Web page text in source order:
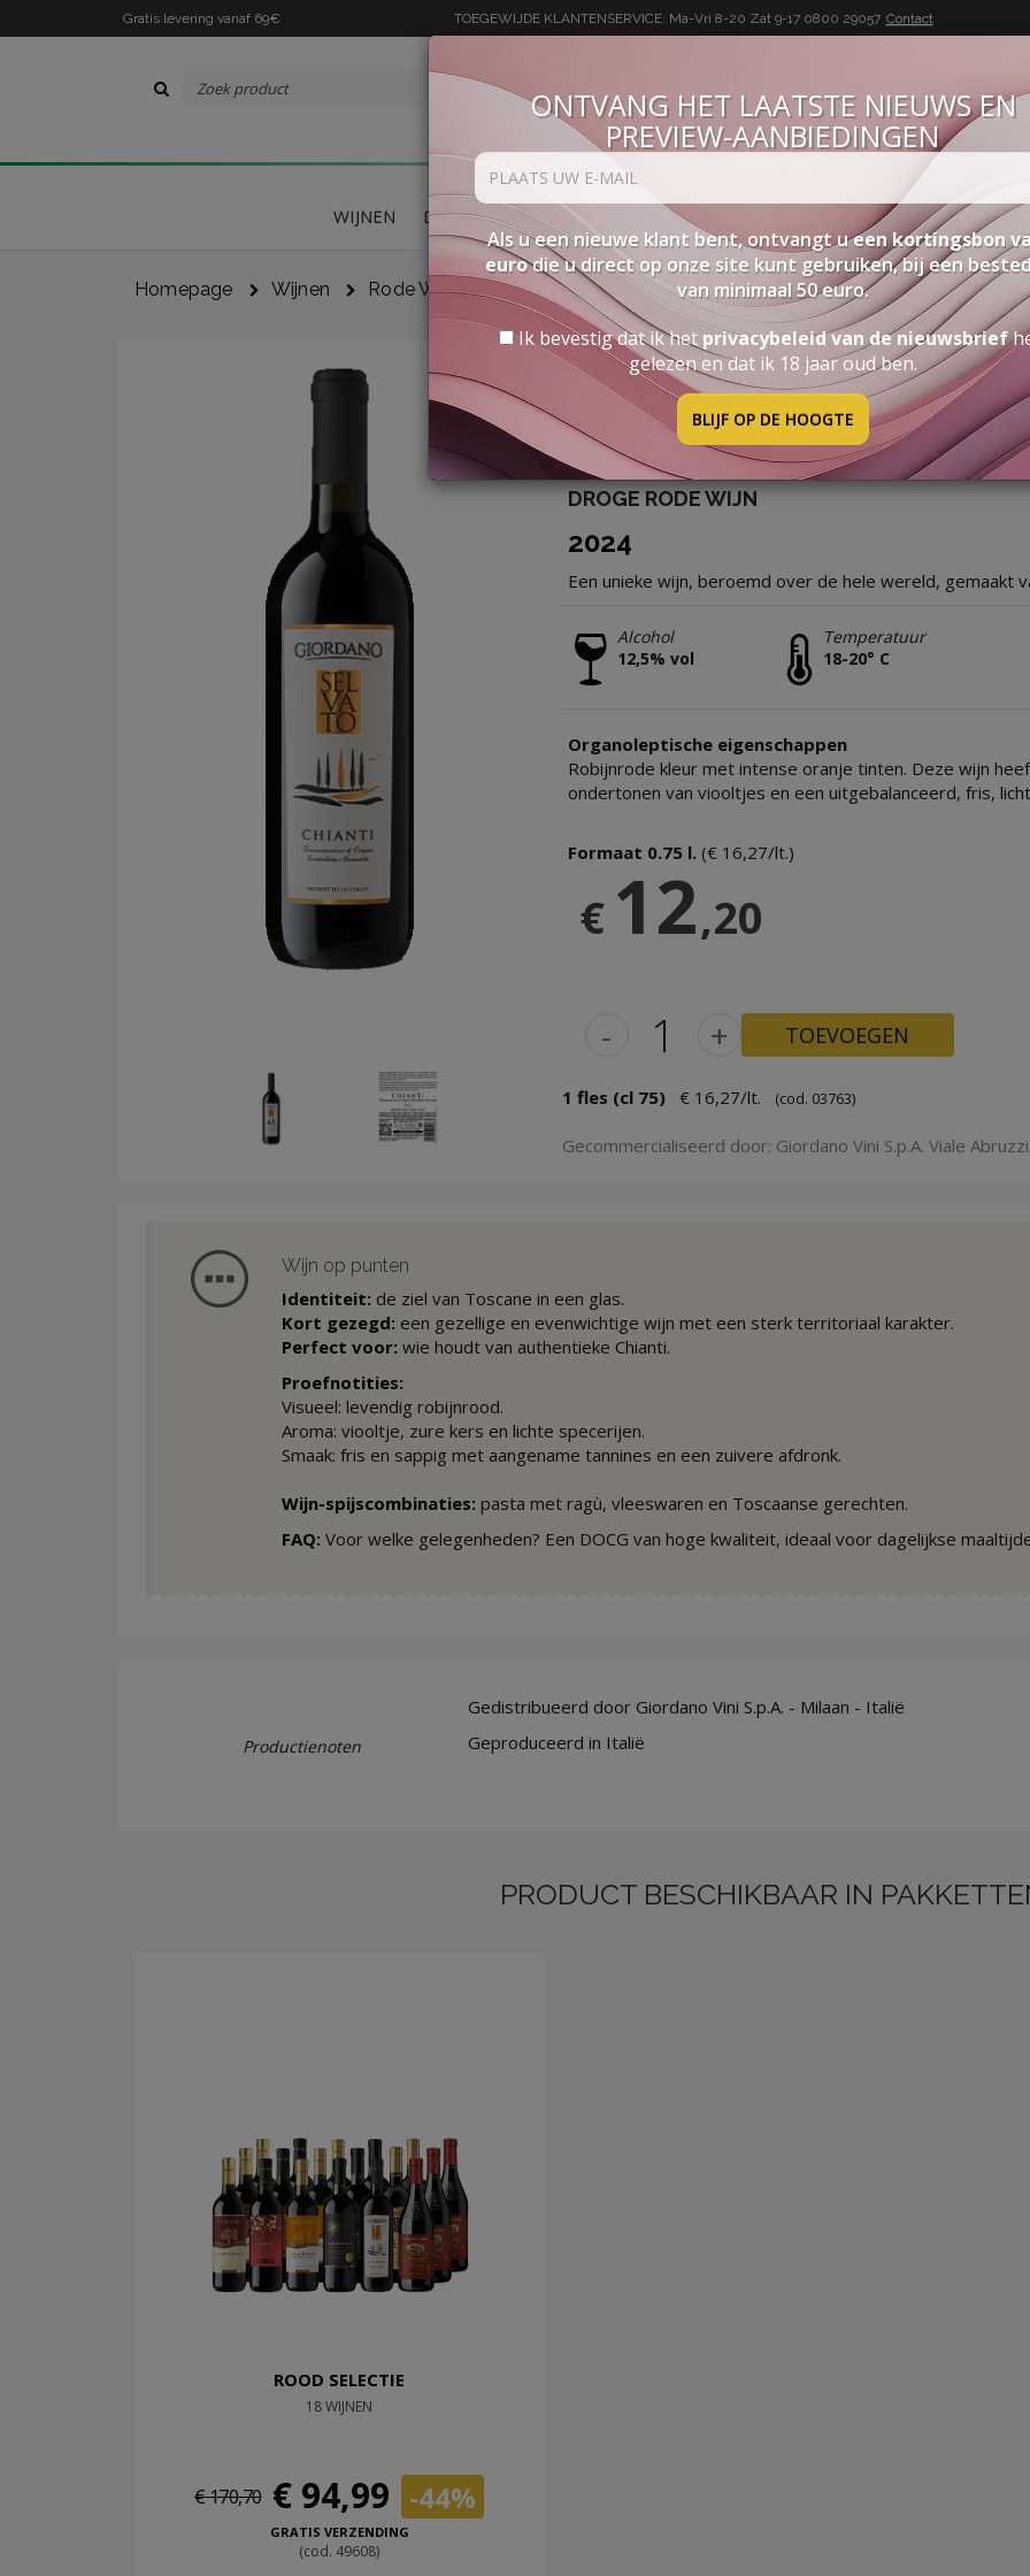
Gratis levering vanaf 69€ TOEGEWIJDE KLANTENSERVICE: Ma-Vri 8-20 Zat 9-170800 29057 Contact
WIJNEN DELICATESSEN PAKKETTEN ACCESSOIRES
Homepage Wijnen Rode Wijnen "selvato" Chianti Docg
"SELVATO" CHIANTI DOCG
DROGE RODE WIJN
2024
Een unieke wijn, beroemd over de hele wereld, gemaakt
Alcohol
12,5% vol
Temperatuur
18-20° C
Organoleptische eigenschappen
Robijnrode kleur met intense oranje tinten. Deze wijn
ondertonen van viooltjes en een uitgebalanceerd, fris,
Formaat 0.75 l. (€ 16,27/lt.)
€ 12,20
- + TOEVOEGEN
1 fles (cl 75) € 16,27/lt. (cod. 03763)
Gecommercialiseerd door: Giordano Vini S.p.A. Viale
Wijn op punten
Identiteit:de ziel van Toscane in een glas.
Kort gezegd: een gezellige en evenwichtige wijn met een sterk territoriaal karakter.
Perfect voor:wie houdt van authentieke Chianti.
Proefnotities:
Visueel: levendig robijnrood.
Aroma: viooltje, zure kers en lichte specerijen.
Smaak: fris en sappig met aangename tannines en een zuivere afdronk.
Wijn-spijscombinaties: pasta met ragù, vleeswaren en Toscaanse gerechten.
FAQ: Voor welke gelegenheden? Een DOCG van hoge kwaliteit, ideaal voor dagelijkse
Productienoten
Gedistribueerd door Giordano Vini S.p.A. - Milaan - Italië
Geproduceerd in Italië
PRODUCT BESCHIKBAAR IN
ROOD SELECTIE
18 WIJNEN
€ 170,70 € 94,99 -44%
GRATIS VERZENDING
(cod. 49608)
ONTVANG HET LAATSTE NIEUWS EN
PREVIEW-AANBIEDINGEN
Als u een nieuwe klant bent, ontvangt ueen kortingsbon
eurodie u direct op onze site kunt gebruiken, bij een
van minimaal 50 euro.
Ik bevestig dat ik het privacybeleid van de nieuwsbrief
gelezen en dat ik 18 jaar oud ben.
BLIJF OP DE HOOGTE